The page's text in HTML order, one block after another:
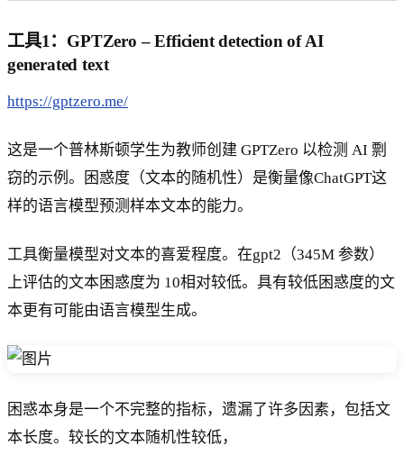
工具1：GPTZero – Efficient detection of AI
generated text
https://gptzero.me/
这是一个普林斯顿学生为教师创建 GPTZero 以检测 AI 剽
窃的示例。困惑度（文本的随机性）是衡量像ChatGPT这
样的语言模型预测样本文本的能力。
工具衡量模型对文本的喜爱程度。在gpt2（345M 参数）
上评估的文本困惑度为 10相对较低。具有较低困惑度的文
本更有可能由语言模型生成。
困惑本身是一个不完整的指标，遗漏了许多因素，包括文
本长度。较长的文本随机性较低，